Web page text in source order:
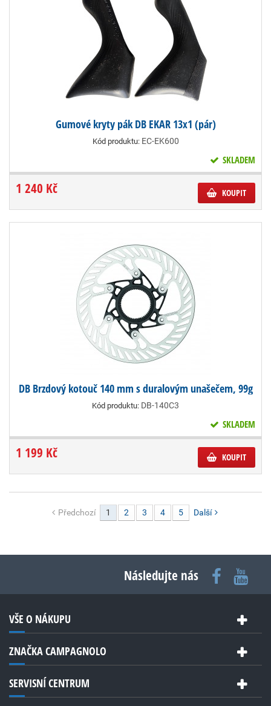
Gumové kryty pák DB EKAR 13x1 (pár)
Kód produktu: EC-EK600
SKLADEM
1 240 Kč KOUPIT
DB Brzdový kotouč 140 mm s duralovým unašečem, 99g
Kód produktu: DB-140C3
SKLADEM
1 199 Kč KOUPIT
Předchozí 1 2 3 4 5 Další
Následujte nás
VŠE O NÁKUPU
ZNAČKA CAMPAGNOLO
SERVISNÍ CENTRUM